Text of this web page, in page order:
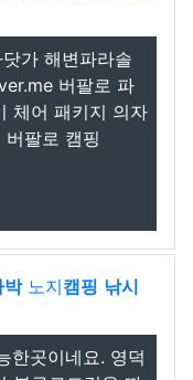
가 해변파라솔
버팔로 파
체어 패키지 의자
팔로 캠핑
박노지캠핑 낚시
한곳이네요. 영덕